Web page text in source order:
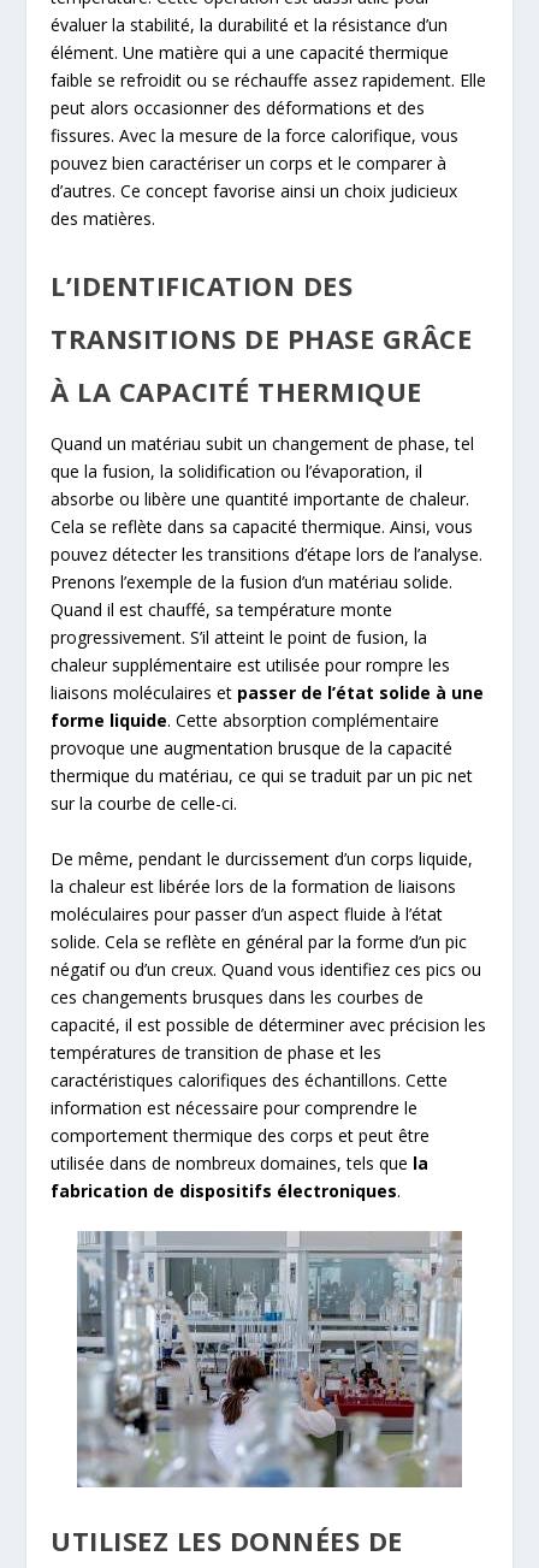
évaluer la stabilité, la durabilité et la résistance d’un
élément. Une matière qui a une capacité thermique
faible se refroidit ou se réchauffe assez rapidement. Elle
peut alors occasionner des déformations et des
fissures. Avec la mesure de la force calorifique, vous
pouvez bien caractériser un corps et le comparer à
d’autres. Ce concept favorise ainsi un choix judicieux
des matières.
L’IDENTIFICATION DES
TRANSITIONS DE PHASE GRÂCE
À LA CAPACITÉ THERMIQUE
Quand un matériau subit un changement de phase, tel
que la fusion, la solidification ou l’évaporation, il
absorbe ou libère une quantité importante de chaleur.
Cela se reflète dans sa capacité thermique. Ainsi, vous
pouvez détecter les transitions d’étape lors de l’analyse.
Prenons l’exemple de la fusion d’un matériau solide.
Quand il est chauffé, sa température monte
progressivement. S’il atteint le point de fusion, la
chaleur supplémentaire est utilisée pour rompre les
liaisons moléculaires et passer de l’état solide à une
forme liquide. Cette absorption complémentaire
provoque une augmentation brusque de la capacité
thermique du matériau, ce qui se traduit par un pic net
sur la courbe de celle-ci.
De même, pendant le durcissement d’un corps liquide,
la chaleur est libérée lors de la formation de liaisons
moléculaires pour passer d’un aspect fluide à l’état
solide. Cela se reflète en général par la forme d’un pic
négatif ou d’un creux. Quand vous identifiez ces pics ou
ces changements brusques dans les courbes de
capacité, il est possible de déterminer avec précision les
températures de transition de phase et les
caractéristiques calorifiques des échantillons. Cette
information est nécessaire pour comprendre le
comportement thermique des corps et peut être
utilisée dans de nombreux domaines, tels que la
fabrication de dispositifs électroniques.
UTILISEZ LES DONNÉES DE